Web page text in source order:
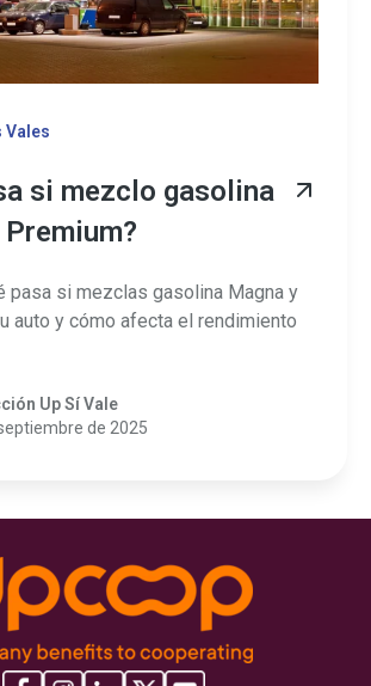
Vales
si mezclo gasolina
pasa si mezclas gasolina Magna y
auto y cómo afecta el rendimiento
Up Sí Vale
de 2025